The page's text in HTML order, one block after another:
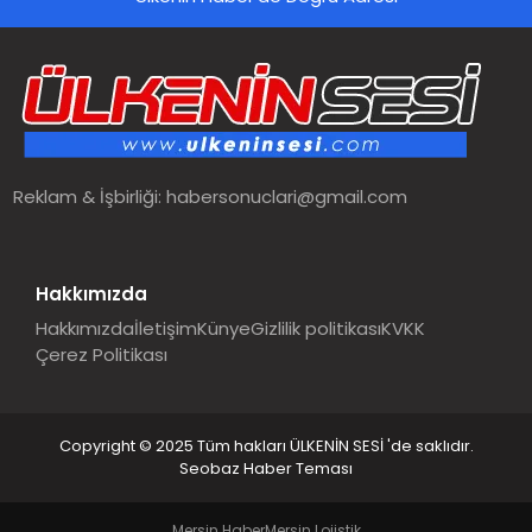
TEKNOLOJI
Reklam & İşbirliği:habersonuclari@gmail.com
Hakkımızda
HakkımızdaİletişimKünyeGizlilik politikasıKVKK
Çerez Politikası
Copyright © 2025 Tüm hakları ÜLKENİN SESİ 'de saklıdır.
Seobaz Haber Teması